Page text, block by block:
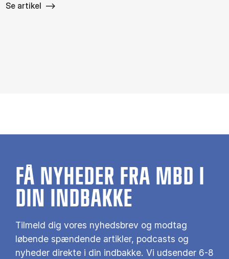
Se artikel
FÅ NYHEDER FRA MBD I
DIN INDBAKKE
Tilmeld dig vores nyhedsbrev og modtag
løbende spændende artikler, podcasts og
nyheder direkte i din indbakke. Vi udsender 6-8